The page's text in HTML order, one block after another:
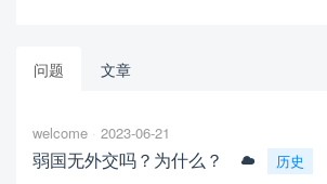
问题 文章
welcome 2023-06-21
弱国无外交吗？为什么？ 历史